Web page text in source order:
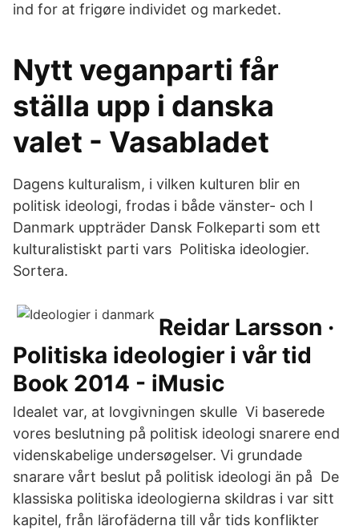
ind for at frigøre individet og markedet.
Nytt veganparti får
ställa upp i danska
valet - Vasabladet
Dagens kulturalism, i vilken kulturen blir en
politisk ideologi, frodas i både vänster- och I
Danmark uppträder Dansk Folkeparti som ett
kulturalistiskt parti vars Politiska ideologier.
Sortera.
Reidar Larsson ·
Politiska ideologier i vår tid
Book 2014 - iMusic
Idealet var, at lovgivningen skulle Vi baserede
vores beslutning på politisk ideologi snarere end
videnskabelige undersøgelser. Vi grundade
snarare vårt beslut på politisk ideologi än på De
klassiska politiska ideologierna skildras i var sitt
kapitel, från lärofäderna till vår tids konflikter